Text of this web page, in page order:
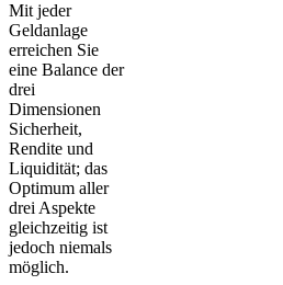
Mit jeder
Geldanlage
erreichen Sie
eine Balance der
drei
Dimensionen
Sicherheit,
Rendite und
Liquidität; das
Optimum aller
drei Aspekte
gleichzeitig ist
jedoch niemals
möglich.